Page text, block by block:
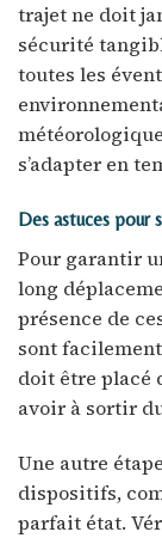
trajet ne doit
sécurité
toutes les
s’adapter en
Des astuces pour
Pour garantir
long
présence de
sont
doit être placé
avoir à sortir
Une autre
dispositifs,
parfait état.